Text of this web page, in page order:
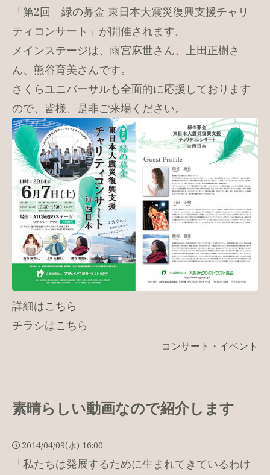
「第2回 緑の募金 東日本大震災復興支援チャリ
ティコンサート」が開催されます。
メインステージは、雨宮麻世さん、上田正樹さ
ん、熊谷育美さんです。
さくらユニバーサルも全面的に応援しております
ので、皆様、是非ご来場ください。
詳細はこちら
チラシはこちら
コンサート・イベント
素晴らしい動画なので紹介します
2014/04/09(水) 16:00
「私たちは発展するために生まれてきているわけ